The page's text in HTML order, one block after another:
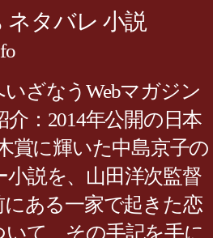
ネタバレ 小説
ざなうWebマガジン
：2014年公開の日本
賞に輝いた中島京子の
小説を、山田洋次監督
にある一家で起きた恋
て、その手記を手に